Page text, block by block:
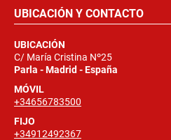
UBICACIÓN Y CONTACTO
UBICACIÓN
C/ María Cristina Nº25
Parla - Madrid - España
MÓVIL
+34656783500
FIJO
+34912492367